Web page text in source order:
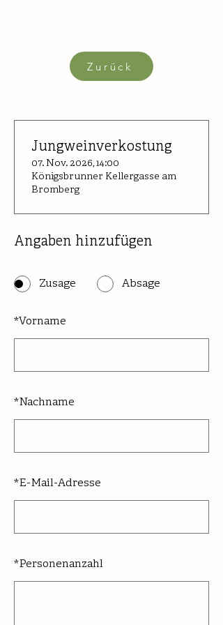
Zurück
Angaben hinzufügen
Zusage Absage
*Vorname
*Nachname
*E-Mail-Adresse
*Personenanzahl
Jungweinverkostung
07. Nov. 2026, 14:00
Königsbrunner Kellergasse am
Bromberg